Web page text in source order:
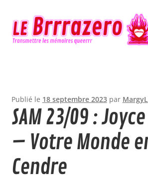
Aller
à
Aller
au
contenu
Actualité
Agenda
Publié le 18 septembre 2023 par
SAM 23/09 :
– Votre Monde
Cendre